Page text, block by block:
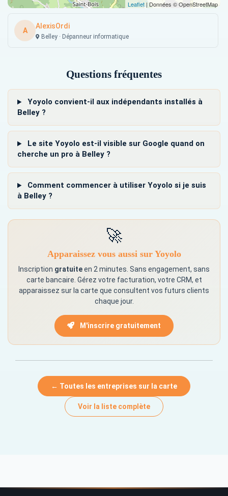
Leaflet| Données © OpenStreetMap
A
AlexisOrdi
Belley · Dépanneur informatique
Questions fréquentes
Yoyolo convient-il aux indépendants installés à
Belley ?
Le site Yoyolo est-il visible sur Google quand on
cherche un pro à Belley ?
Comment commencer à utiliser Yoyolo si je suis
à Belley ?
🚀
Apparaissez vous aussi sur Yoyolo
Inscription gratuiteen 2 minutes. Sans engagement, sans
carte bancaire. Gérez votre facturation, votre CRM, et
apparaissez sur la carte que consultent vos futurs clients
chaque jour.
M'inscrire gratuitement
← Toutes les entreprises sur la carte
Voir la liste complète